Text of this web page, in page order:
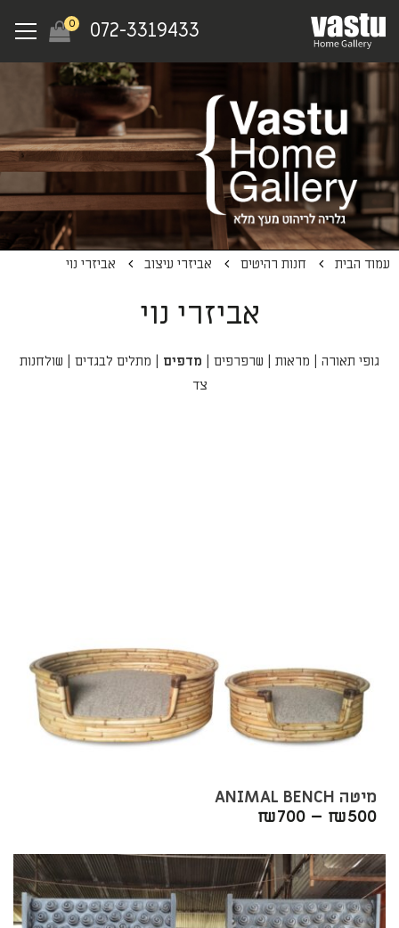
main
072-3319433
0
Menu
עמוד הבית חנות רהיטים אביזרי עיצוב אביזרי נוי
אביזרי נוי
גופי תאורה | מראות | שרפרפים | מדפים | מתלים לבגדים | שולחנות
צד
מיטה ANIMAL BENCH
₪500
–
₪700